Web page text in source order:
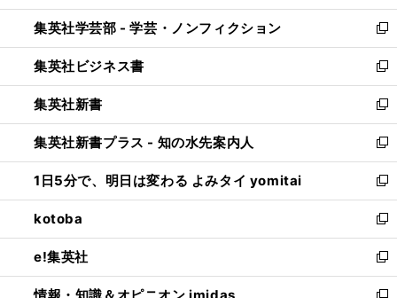
開
く
ウ
で
開
く
ン
ド
ウ
で
開
く
ウ
ィ
ン
ド
ウ
で
開
く
集英社学芸部 - 学芸・ノンフィクション
新
し
い
ウ
ィ
ン
ド
ウ
で
開
く
集英社ビジネス書
新
し
い
ウ
ィ
ン
ド
ウ
で
開
く
集英社新書
新
し
い
ウ
ィ
ン
ド
ウ
で
開
く
集英社新書プラス - 知の水先案内人
新
し
い
ウ
ィ
ン
ド
ウ
1日5分で、明日は変わる よみタイ yomitai
新
し
い
ウ
ィ
ン
kotoba
新
し
い
ウ
e!集英社
新
し